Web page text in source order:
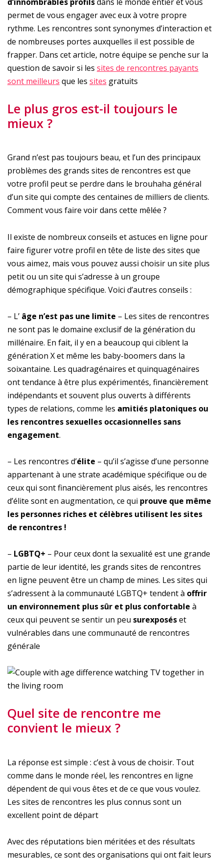
permet de vous engager avec eux à votre propre
rythme. Les rencontres sont synonymes d’interaction et
de nombreuses portes auxquelles il est possible de
frapper. Dans cet article, notre équipe se penche sur la
question de savoir si les sites de rencontres payants
sont meilleurs que les sites gratuits
Le plus gros est-il toujours le
mieux ?
Grand n’est pas toujours beau, et l’un des principaux
problèmes des grands sites de rencontres est que
votre profil peut se perdre dans le brouhaha général
d’un site qui compte des centaines de milliers de clients.
Comment vous faire voir dans cette mêlée ?
Il existe de nombreux conseils et astuces en ligne pour
faire figurer votre profil en tête de liste des sites que
vous aimez, mais vous pouvez aussi choisir un site plus
petit ou un site qui s’adresse à un groupe
démographique spécifique. Voici d’autres conseils :
– L’ âge n’est pas une limite – Les sites de rencontres
ne sont pas le domaine exclusif de la génération du
millénaire. En fait, il y en a beaucoup qui ciblent la
génération X et même les baby-boomers dans la
soixantaine. Les quadragénaires et quinquagénaires
ont tendance à être plus expérimentés, financièrement
indépendants et souvent plus ouverts à différents
types de relations, comme les amitiés platoniques ou
les rencontres sexuelles occasionnelles sans
engagement.
– Les rencontres d’élite – qu’il s’agisse d’une personne
appartenant à une strate académique spécifique ou de
ceux qui sont financièrement plus aisés, les rencontres
d’élite sont en augmentation, ce qui prouve que même
les personnes riches et célèbres utilisent les sites
de rencontres !
– LGBTQ+ – Pour ceux dont la sexualité est une grande
partie de leur identité, les grands sites de rencontres
en ligne peuvent être un champ de mines. Les sites qui
s’adressent à la communauté LGBTQ+ tendent à offrir
un environnement plus sûr et plus confortable à
ceux qui peuvent se sentir un peu surexposéset
vulnérables dans une communauté de rencontres
générale
Quel site de rencontre me
convient le mieux ?
La réponse est simple : c’est à vous de choisir. Tout
comme dans le monde réel, les rencontres en ligne
dépendent de qui vous êtes et de ce que vous voulez.
Les sites de rencontres les plus connus sont un
excellent point de départ
Avec des réputations bien méritées et des résultats
mesurables, ce sont des organisations qui ont fait leurs